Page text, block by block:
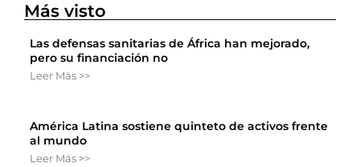
Más visto
Las defensas sanitarias de África han mejorado,
pero su financiación no
Leer Más >>
América Latina sostiene quinteto de activos frente
al mundo
Leer Más >>